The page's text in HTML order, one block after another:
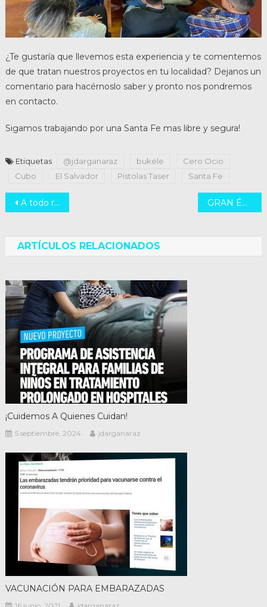
¿Te gustaría que llevemos esta experiencia y te comentemos
de que tratan nuestros proyectos en tu localidad? Dejanos un
comentario para hacérnoslo saber y pronto nos pondremos
en contacto.
Sigamos trabajando por una Santa Fe mas libre y segura!
Etiquetas @jdarganaraz bukele
Cero Ocio
Cubo
El Salvador Pistolas Taser Santa Fe
Navegación
entradas
A todo ritmo en Bv. Roca GRAN ÉXITO! #Inspirando2025“La economía que se viene”
ARTÍCULOS RELACIONADOS
¡Cuidemos A Quienes Cuidan!
5 septiembre, 2024 jdarganaraz
VACUNACIÓN PARA EMBARAZADAS